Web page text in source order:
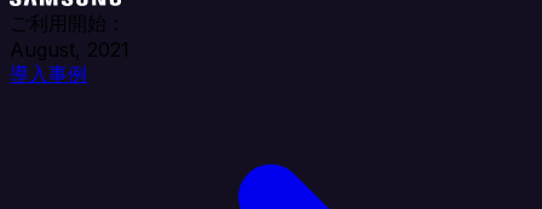
ご利用開始：
August, 2021
導入事例